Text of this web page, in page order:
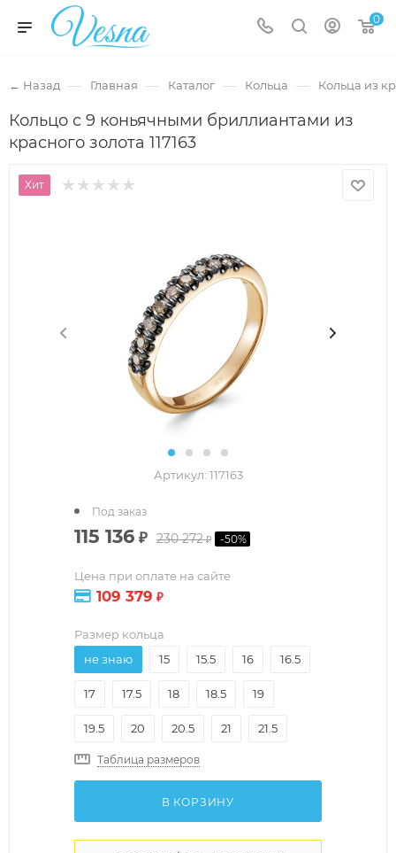
0
← Назад — Главная — Каталог — Кольца — Кольца из
Кольцо с 9 коньячными бриллиантами из
красного золота 117163
Хит
Артикул: 117163
115 136 ₽ 230 272₽ -50%
Цена при оплате на сайте
109 379 ₽
Под заказ
Размер кольца
не знаю
15 15.5 16 16.5
17 17.5 18 18.5 19
19.5 20 20.5 21 21.5
Таблица размеров
В КОРЗИНУ